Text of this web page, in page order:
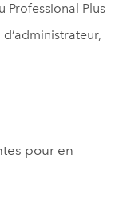
Professional Plus
pour en